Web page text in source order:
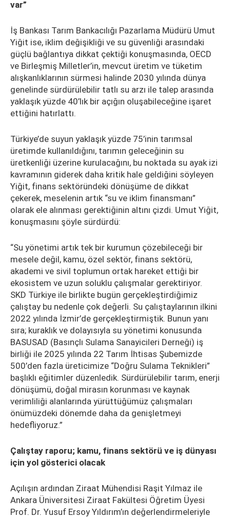
var”
İş Bankası Tarım Bankacılığı Pazarlama Müdürü Umut
Yiğit ise, iklim değişikliği ve su güvenliği arasındaki
güçlü bağlantıya dikkat çektiği konuşmasında, OECD
ve Birleşmiş Milletler’in, mevcut üretim ve tüketim
alışkanlıklarının sürmesi halinde 2030 yılında dünya
genelinde sürdürülebilir tatlı su arzı ile talep arasında
yaklaşık yüzde 40’lık bir açığın oluşabileceğine işaret
ettiğini hatırlattı.
Türkiye’de suyun yaklaşık yüzde 75’inin tarımsal
üretimde kullanıldığını, tarımın geleceğinin su
üretkenliği üzerine kurulacağını, bu noktada su ayak izi
kavramının giderek daha kritik hale geldiğini söyleyen
Yiğit, finans sektöründeki dönüşüme de dikkat
çekerek, meselenin artık “su ve iklim finansmanı”
olarak ele alınması gerektiğinin altını çizdi. Umut Yiğit,
konuşmasını şöyle sürdürdü:
“Su yönetimi artık tek bir kurumun çözebileceği bir
mesele değil, kamu, özel sektör, finans sektörü,
akademi ve sivil toplumun ortak hareket ettiği bir
ekosistem ve uzun soluklu çalışmalar gerektiriyor.
SKD Türkiye ile birlikte bugün gerçekleştirdiğimiz
çalıştay bu nedenle çok değerli. Su çalıştaylarının ilkini
2022 yılında İzmir’de gerçekleştirmiştik. Bunun yanı
sıra; kuraklık ve dolayısıyla su yönetimi konusunda
BASUSAD (Basınçlı Sulama Sanayicileri Derneği) iş
birliği ile 2025 yılında 22 Tarım İhtisas Şubemizde
500’den fazla üreticimize “Doğru Sulama Teknikleri”
başlıklı eğitimler düzenledik. Sürdürülebilir tarım, enerji
dönüşümü, doğal mirasın korunması ve kaynak
verimliliği alanlarında yürüttüğümüz çalışmaları
önümüzdeki dönemde daha da genişletmeyi
hedefliyoruz.”
Çalıştay raporu; kamu, finans sektörü ve iş dünyası
için yol gösterici olacak
Açılışın ardından Ziraat Mühendisi Raşit Yılmaz ile
Ankara Üniversitesi Ziraat Fakültesi Öğretim Üyesi
Prof. Dr. Yusuf Ersoy Yıldırım’ın değerlendirmeleriyle